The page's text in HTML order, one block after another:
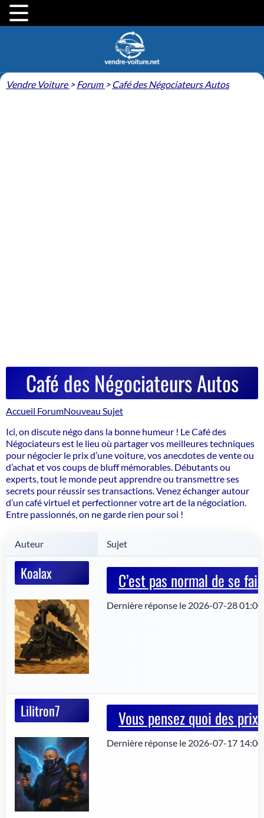
Vendre Voiture > Forum > Café des Négociateurs Autos
Café des Négociateurs Autos
Accueil ForumNouveau Sujet
Ici, on discute négo dans la bonne humeur ! Le Café des
Négociateurs est le lieu où partager vos meilleures techniques
pour négocier le prix d’une voiture, vos anecdotes de vente ou
d’achat et vos coups de bluff mémorables. Débutants ou
experts, tout le monde peut apprendre ou transmettre ses
secrets pour réussir ses transactions. Venez échanger autour
d’un café virtuel et perfectionner votre art de la négociation.
Entre passionnés, on ne garde rien pour soi !
Auteur Sujet
Koalax C’est pas normal de se
Dernière réponse le 2026-07-28
Lilitron7 Vous pensez quoi des
Dernière réponse le 2026-07-17